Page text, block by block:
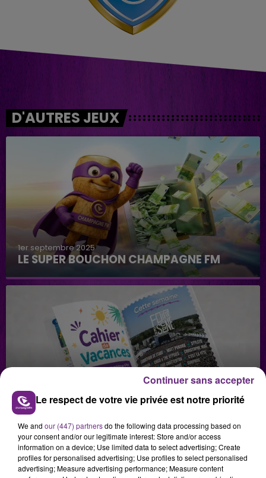
D'AUTRES JEUX
1er septembre 2025
LE SUPER BOUCHON CHAMPAGNE FM
GAGNEZ VOS INVITATIONS VIP POUR LES
CONCERTS DE FOIRE EN SCÈNE 2026
Le respect de votre vie privée est notre priorité
We and our (447) partnersdo the following data processing based on
your consent and/or our legitimate interest: Store and/or access
information on a device; Use limited data to select advertising; Create
profiles for personalised advertising; Use profiles to select personalised
advertising; Measure advertising performance; Measure content
Continuer sans accepter